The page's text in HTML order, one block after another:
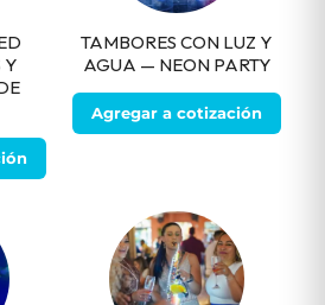
Y
TAMBORES CON LUZ Y
AGUA — NEON PARTY
Agregar a cotización